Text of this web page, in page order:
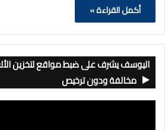
أكمل القراءة »
اليوسف يشرف على ضبط مواقع لتخزين
مخالفة ودون ترخيص